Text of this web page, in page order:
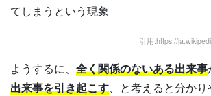
てしまうという現象
引用:https://
ようするに、 全く関係のないある出来事
出来事を引き起こす、と考えると分かり